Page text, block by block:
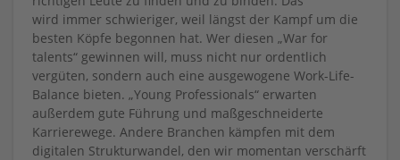
wird immer schwieriger, weil längst der Kampf um die
besten Köpfe begonnen hat. Wer diesen „War for
talents“ gewinnen will, muss nicht nur ordentlich
vergüten, sondern auch eine ausgewogene Work-Life-
Balance bieten. „Young Professionals“ erwarten
außerdem gute Führung und maßgeschneiderte
Karrierewege. Andere Branchen kämpfen mit dem
digitalen Strukturwandel, den wir momentan verschärft